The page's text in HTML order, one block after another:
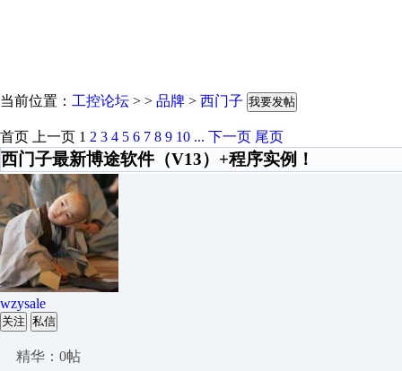
当前位置： 工控论坛 > > 品牌 > 西门子 我要发帖
首页 上一页 1 2 3 4 5 6 7 8 9 10 ... 下一页 尾页
西门子最新博途软件（V13）+程序实例！
wzysale
关注 私信
精华：0帖